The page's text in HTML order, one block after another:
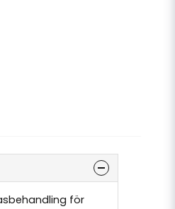
för